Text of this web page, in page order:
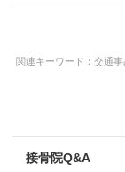
関連キーワード：交通
接骨院Q&A